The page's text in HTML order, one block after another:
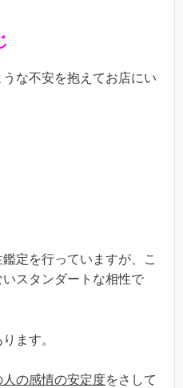
な不安を抱えてお店にい
定を行っていますが、こ
スタンダートな相性で
ます。
の感情の安定度をさして